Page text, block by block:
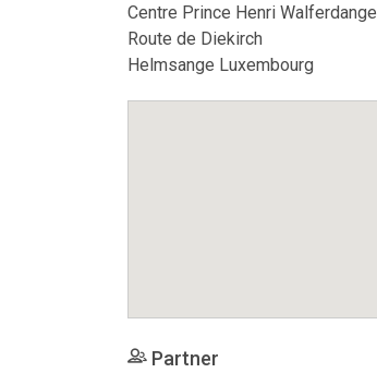
Centre Prince Henri Walferdange
Route de Diekirch
Helmsange Luxembourg
Partner